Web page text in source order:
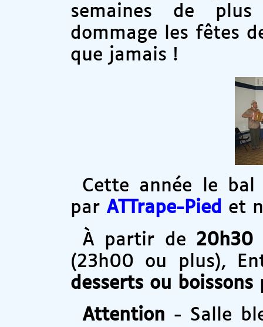
semaines de plus
dommage les fêtes
que jamais !
Cette année le
par ATTrape-Pied et
À partir de 20h30
(23h00 ou plus),
desserts ou boissons
Attention - Salle